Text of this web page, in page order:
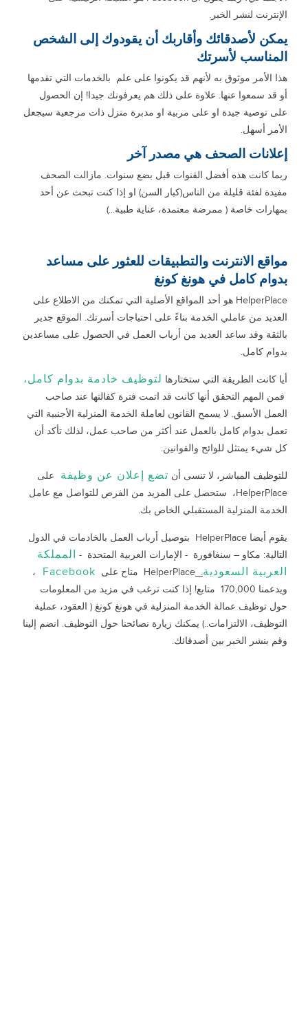
الإنترنت لنشر الخبر.
يمكن لأصدقائك وأقاربك أن يقودوك إلى الشخص
المناسب لأسرتك
هذا الأمر موثوق به لأنهم قد يكونوا على علم بالخدمات التي تقدمها
أو قد سمعوا عنها. علاوة على ذلك هم يعرفونك جيدا! إن الحصول
على توصية جيدة او على مربية او مدبرة منزل ذات مرجعية سيجعل
الأمر أسهل.
إعلانات الصحف هي مصدر آخر
ربما كانت هذه أفضل القنوات قبل بضع سنوات. مازالت الصحف
مفيدة لفئة قليلة من الناس(كبار السن) او إذا كنت تبحث عن أحد
بمهارات خاصة ( ممرضة معتمدة، عناية طبية...)
مواقع الانترنت والتطبيقات للعثور على مساعد
بدوام كامل في هونغ كونغ
HelperPlace هو أحد المواقع الأصلية التي تمكنك من الاطلاع على
العديد من عاملي الخدمة بناءً على احتياجات أسرتك. الموقع جدير
بالثقة وقد ساعد العديد من أرباب العمل في الحصول على مساعدين
بدوام كامل.
أيا كانت الطريقة التي ستختارها لتوظيف خادمة بدوام كامل،
فمن المهم التحقق أنها كانت قد اتمت فترة كفالتها عند صاحب
العمل الأسبق. لا يسمح القانون لعاملة الخدمة المنزلية الأجنبية التي
تعمل بدوام كامل بالعمل عند أكثر من صاحب عمل، لذلك تأكد أن
كل شيء يمتثل للوائح والقوانين.
للتوظيف المباشر، لا تنسى أن تضع إعلان عن وظيفة
على
HelperPlace، ستحصل على المزيد من الفرص للتواصل مع عامل
الخدمة المنزلية المستقبلي الخاص بك.
يقوم أيضا HelperPlace بتوصيل أرباب العمل بالخادمات في الدول
التالية: مكاو – سنغافورة - الإمارات العربية المتحدة - المملكة
العربية السعودية. HelperPlace متاح على Facebook
،
ويدعمنا 170,000 متابع! إذا كنت ترغب في مزيد من المعلومات
حول توظيف عمالة الخدمة المنزلية في هونغ كونغ ( العقود، عملية
التوظيف، الالتزامات..) يمكنك زيارة نصائحنا حول التوظيف. انضم إلينا
وقم بنشر الخبر بين أصدقائك.